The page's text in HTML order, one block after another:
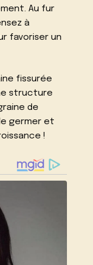
Au fur
à
favoriser un
fissurée
structure
de
germer et
!